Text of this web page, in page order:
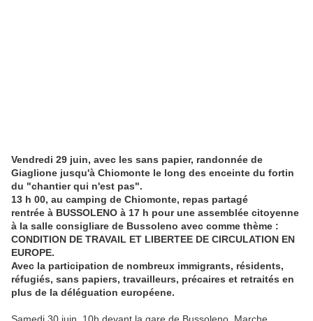
Vendredi 29 juin, avec les sans papier, randonnée de
Giaglione jusqu'à Chiomonte le long des enceinte du fortin
du "chantier qui n'est pas".
13 h 00, au camping de Chiomonte, repas partagé
rentrée à BUSSOLENO à 17 h pour une assemblée citoyenne
à la salle consigliare de Bussoleno avec comme thème :
CONDITION DE TRAVAIL ET LIBERTEE DE CIRCULATION EN
EUROPE.
Avec la participation de nombreux immigrants, résidents,
réfugiés, sans papiers, travailleurs, précaires et retraités en
plus de la déléguation européene.